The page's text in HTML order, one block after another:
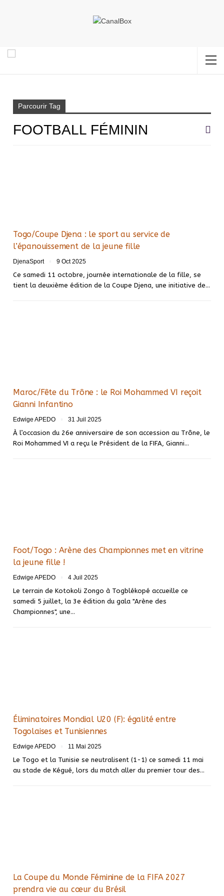
Parcourir Tag
FOOTBALL FÉMININ
Togo/Coupe Djena : le sport au service de
l’épanouissement de la jeune fille
DjenaSport 9 Oct 2025
Ce samedi 11 octobre, journée internationale de la fille, se
tient la deuxième édition de la Coupe Djena, une initiative de…
Maroc/Fête du Trône : le Roi Mohammed VI reçoit
Gianni Infantino
Edwige APEDO 31 Juil 2025
À l’occasion du 26e anniversaire de son accession au Trône, le
Roi Mohammed VI a reçu le Président de la FIFA, Gianni…
Foot/Togo : Arène des Championnes met en vitrine
la jeune fille !
Edwige APEDO 4 Juil 2025
Le terrain de Kotokoli Zongo à Togblékopé accueille ce
samedi 5 juillet, la 3e édition du gala "Arène des
Championnes", une…
Éliminatoires Mondial U20 (F): égalité entre
Togolaises et Tunisiennes
Edwige APEDO 11 Mai 2025
Le Togo et la Tunisie se neutralisent (1-1) ce samedi 11 mai
au stade de Kégué, lors du match aller du premier tour des…
La Coupe du Monde Féminine de la FIFA 2027
prendra vie au cœur du Brésil